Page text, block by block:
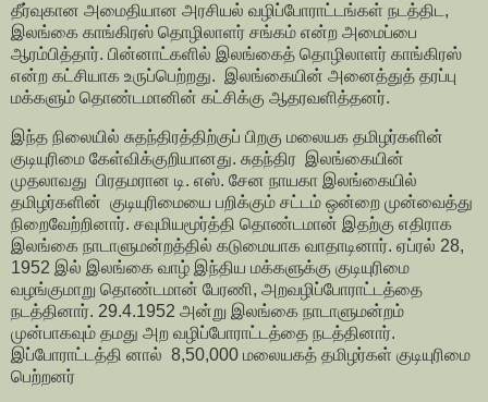
தீர்வுகான அமைதியான அரசியல் வழிப்போராட்டங்கள் நடத்திட,
இலங்கை காங்கிரஸ் தொழிலாளர் சங்கம் என்ற அமைப்பை
ஆரம்பித்தார். பின்னாட்களில் இலங்கைத் தொழிலாளர் காங்கிரஸ்
என்ற கட்சியாக உருப்பெற்றது. இலங்கையின் அனைத்துத் தரப்பு
மக்களும் தொண்டமானின் கட்சிக்கு ஆதரவளித்தனர்.
இந்த நிலையில் சுதந்திரத்திற்குப் பிறகு மலையக தமிழர்களின்
குடியுரிமை கேள்விக்குறியானது. சுதந்திர இலங்கையின்
முதலாவது பிரதமரான டி. எஸ். சேன நாயகா இலங்கையில்
தமிழர்களின் குடியுரிமையை பறிக்கும் சட்டம் ஒன்றை முன்வைத்து
நிறைவேற்றினார். சவுமியமூர்த்தி தொண்டமான் இதற்கு எதிராக
இலங்கை நாடாளுமன்றத்தில் கடுமையாக வாதாடினார். ஏப்ரல் 28,
1952 இல் இலங்கை வாழ் இந்திய மக்களுக்கு குடியுரிமை
வழங்குமாறு தொண்டமான் பேரணி, அறவழிப்போராட்டத்தை
நடத்தினார். 29.4.1952 அன்று இலங்கை நாடாளுமன்றம்
முன்பாகவும் தமது அற வழிப்போராட்டத்தை நடத்தினார்.
இப்போராட்டத்தி னால் 8,50,000 மலையகத் தமிழர்கள் குடியுரிமை
பெற்றனர்